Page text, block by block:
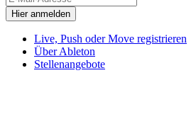
Live, Push oder Move registrieren
Über Ableton
Stellenangebote